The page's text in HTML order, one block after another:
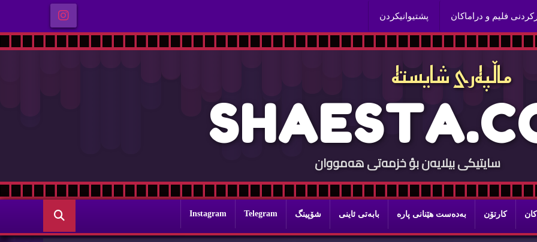
فلیم و دراماكان پشتیوانیكردن
ماڵپه‌ری شایسته‌
SHAESTA.C
سایتيكی بيلایه‌ن بؤ خزمه‌تی هه‌مووان
كارتۆن به‌ده‌ست هێنانی پاره‌ بابه‌تی ئاینی شۆپینگ Telegram
Instagram